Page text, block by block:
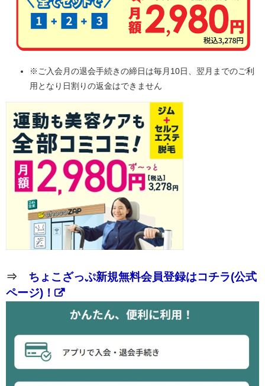
※ご入会月の退会手続きの締日は毎月10日、翌月までのご利
用となり日割りの返金はできません
⇒ ちょこざっぷ新規無料会員登録はコチラ(公式
ページ)！